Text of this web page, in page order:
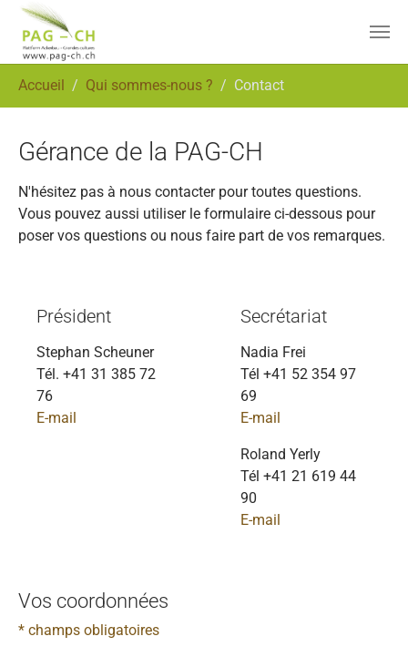
Accueil Qui sommes-nous ? Contact
Gérance de la PAG-CH
N'hésitez pas à nous contacter pour toutes questions.
Vous pouvez aussi utiliser le formulaire ci-dessous pour
poser vos questions ou nous faire part de vos remarques.
Président
Stephan Scheuner
Tél. +41 31 385 72
76
E-mail
Secrétariat
Nadia Frei
Tél +41 52 354 97
69
E-mail
Roland Yerly
Tél +41 21 619 44
90
E-mail
Vos coordonnées
* champs obligatoires